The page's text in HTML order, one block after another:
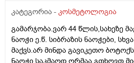
როგორც ვიცი ეს ცხიმიანი
არსად არ მაქვს, თუ არ
გამომშრალია ჩემი კანი.
შუბლზე ან სხვა ადგილებში
კატეგორია - კოსმეტოლოგია
გამარჯობა.ვარ 44 წლის,სახეზე
ნაოჭი ე.წ. სიბრაზის ნაოჭები,
მაქვს.არ მინდა გავიკეთო